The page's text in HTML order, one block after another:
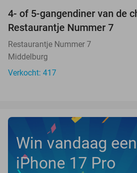
4- of 5-gangendiner van de
Restaurantje Nummer 7
Restaurantje Nummer 7
Middelburg
Verkocht: 417
Win vandaag
iPhone 17 Pro